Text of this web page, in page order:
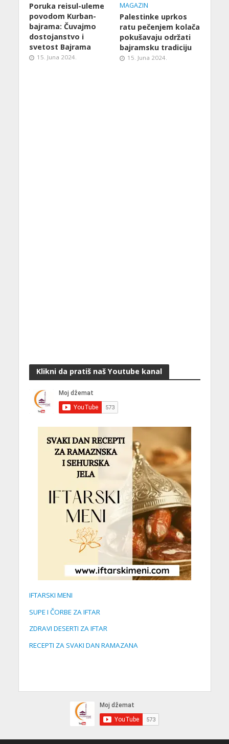
Poruka reisul-uleme
povodom Kurban-
bajrama: Čuvajmo
dostojanstvo i
svetost Bajrama
15. Juna 2024.
MAGAZIN
Palestinke uprkos
ratu pečenjem kolača
pokušavaju održati
bajramsku tradiciju
15. Juna 2024.
Klikni da pratiš naš Youtube kanal
IFTARSKI MENI
SUPE I ČORBE ZA IFTAR
ZDRAVI DESERTI ZA IFTAR
RECEPTI ZA SVAKI DAN RAMAZANA